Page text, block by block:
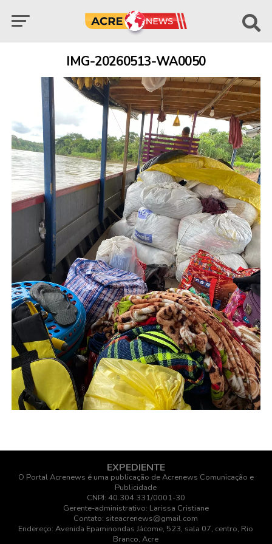
IMG-20260513-WA0050
EXPEDIENTE
O Portal Acrenews é uma publicação de Acrenews Comunicação e
Publicidade
CNPJ: 40.304.331/0001-30
Gerente-administrativo: Larissa Cristiane
Contato: siteacrenews@gmail.com
Endereço: Avenida Epaminondas Jácome, 523, sala 07, centro, Rio
Branco, Acre